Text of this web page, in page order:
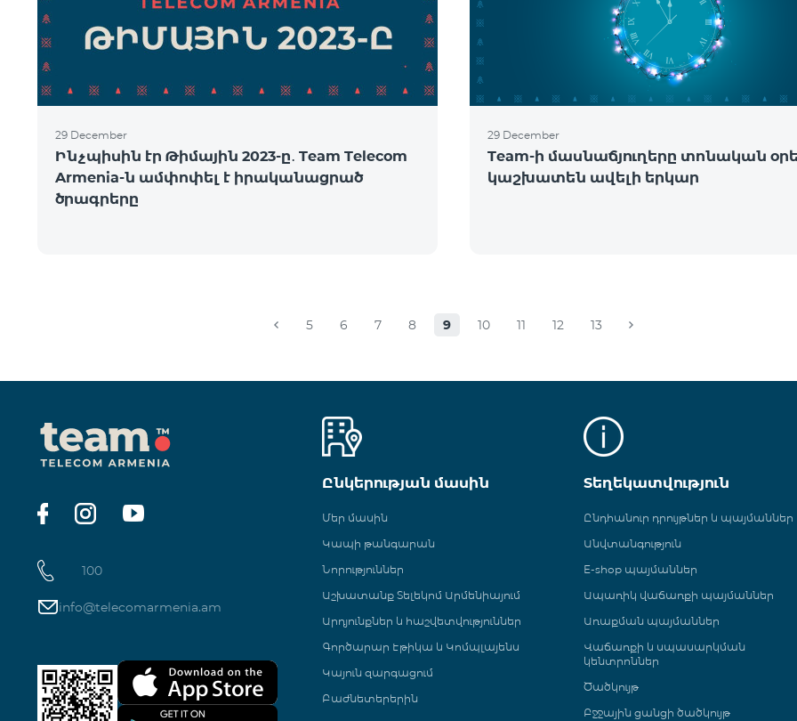
29 December
Ինչպիսին էր Թիմային 2023-ը․ Team Telecom
Armenia-ն ամփոփել է իրականացրած
ծրագրերը
29 December
Team-ի մասնաճյուղերը տոնական
կաշխատեն ավելի երկար
5 6 7 8 9 10 11 12 13
100
info@telecomarmenia.am
Ընկերության մասին
Մեր մասին
Կապի թանգարան
Նորություններ
Աշխատանք Տելեկոմ Արմենիայում
Արդյունքներ և հաշվետվություններ
Գործարար Էթիկա և Կոմպլայենս
Կայուն զարգացում
Բաժնետերերին
Տեղեկատվություն
Ընդհանուր դրույթներ և պայմաններ
Անվտանգություն
E-shop պայմաններ
Ապառիկ վաճառքի պայմաններ
Առաքման պայմաններ
Վաճառքի և սպասարկման
կենտրոններ
Ծածկույթ
Բջջային ցանցի ծածկույթ